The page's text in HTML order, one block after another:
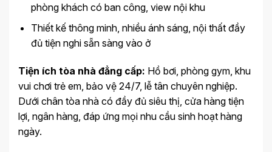
phòng khách có ban công, view nội khu
Thiết kế thông minh, nhiều ánh sáng, nội thất đầy
đủ tiện nghi sẵn sàng vào ở
Tiện ích tòa nhà đẳng cấp: Hồ bơi, phòng gym, khu
vui chơi trẻ em, bảo vệ 24/7, lễ tân chuyên nghiệp.
Dưới chân tòa nhà có đầy đủ siêu thị, cửa hàng tiện
lợi, ngân hàng, đáp ứng mọi nhu cầu sinh hoạt hàng
ngày.